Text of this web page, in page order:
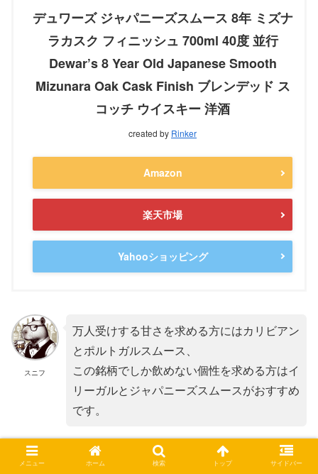
デュワーズ ジャパニーズスムース 8年 ミズナ
ラカスク フィニッシュ 700ml 40度 並行
Dewar’s 8 Year Old Japanese Smooth
Mizunara Oak Cask Finish ブレンデッド ス
コッチ ウイスキー 洋酒
created by Rinker
Amazon
楽天市場
Yahooショッピング
スニフ
万人受けする甘さを求める方にはカリビアン
とポルトガルスムース、
この銘柄でしか飲めない個性を求める方はイ
リーガルとジャパニーズスムースがおすすめ
です。
詳細はコチラから）
メニュー ホーム 検索 トップ サイドバー